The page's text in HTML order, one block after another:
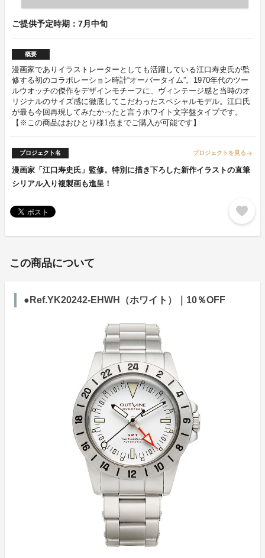
ご提供予定時期：7月中旬
概要
漫画家でありイラストレーターとしても活躍している江口寿史氏が監
修する初のコラボレーション時計“オーバータイム”。1970年代のツー
ルウオッチの傑作をデザインモチーフに、ヴィンテージ感と当時のオ
リジナルのサイズ感に徹底してこだわったスペシャルモデル。江口氏
が最も今回再現してみたかったと言うホワイト文字盤タイプです。
【※この商品はおひとり様1点までご購入が可能です】
プロジェクト名 プロジェクトを見る arrow_forward
漫画家「江口寿史氏」監修。特別に描き下ろした新作イラストの直筆
シリアル入り複製画も進呈！
favorite
この商品について
●Ref.YK20242-EHWH（ホワイト）｜10％OFF